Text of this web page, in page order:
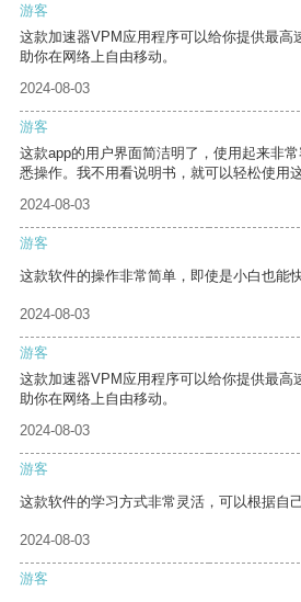
游客
这款加速器VPM应用程序可以给你提供最高
助你在网络上自由移动。
2024-08-03
游客
这款app的用户界面简洁明了，使用起来非
悉操作。我不用看说明书，就可以轻松使用这
2024-08-03
游客
这款软件的操作非常简单，即使是小白也能
2024-08-03
游客
这款加速器VPM应用程序可以给你提供最高
助你在网络上自由移动。
2024-08-03
游客
这款软件的学习方式非常灵活，可以根据自
2024-08-03
游客